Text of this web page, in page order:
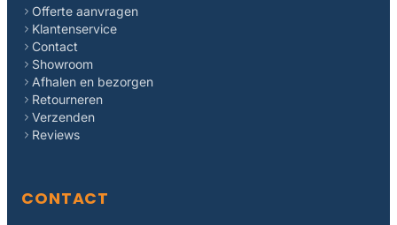
Offerte aanvragen
Klantenservice
Contact
Showroom
Afhalen en bezorgen
Retourneren
Verzenden
Reviews
CONTACT